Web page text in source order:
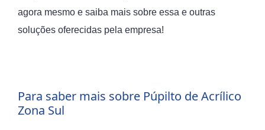
agora mesmo e saiba mais sobre essa e outras
soluções oferecidas pela empresa!
Para saber mais sobre Púpilto de Acrílico
Zona Sul